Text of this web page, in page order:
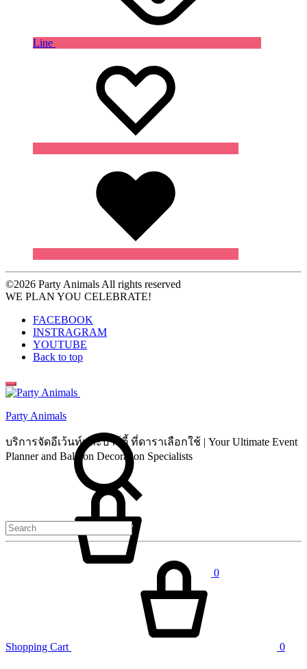
Line
©2026 Party Animals All rights reserved
WE PLAN YOU CELEBRATE!
FACEBOOK
INSTRAGRAM
YOUTUBE
Back to top
Party Animals
บริการจัดอีเว้นท์และปาร์ตี้ ที่ดาราเลือกใช้ | Your Ultimate Event
Planner and Balloon Decoration Specialists
0
Search
Shopping Cart 0